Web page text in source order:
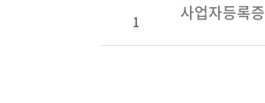
1 사업자등록증